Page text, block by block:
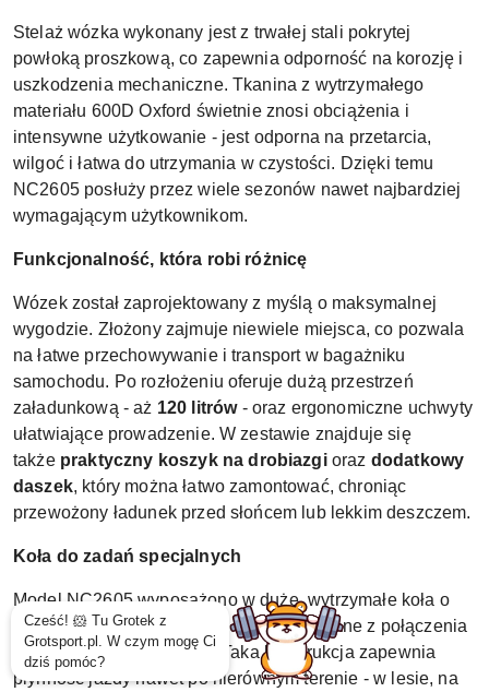
Stelaż wózka wykonany jest z trwałej stali pokrytej
powłoką proszkową, co zapewnia odporność na korozję i
uszkodzenia mechaniczne. Tkanina z wytrzymałego
materiału 600D Oxford świetnie znosi obciążenia i
intensywne użytkowanie - jest odporna na przetarcia,
wilgoć i łatwa do utrzymania w czystości. Dzięki temu
NC2605 posłuży przez wiele sezonów nawet najbardziej
wymagającym użytkownikom.
Funkcjonalność, która robi różnicę
Wózek został zaprojektowany z myślą o maksymalnej
wygodzie. Złożony zajmuje niewiele miejsca, co pozwala
na łatwe przechowywanie i transport w bagażniku
samochodu. Po rozłożeniu oferuje dużą przestrzeń
załadunkową - aż 120 litrów - oraz ergonomiczne uchwyty
ułatwiające prowadzenie. W zestawie znajduje się
także praktyczny koszyk na drobiazgi oraz dodatkowy
daszek, który można łatwo zamontować, chroniąc
przewożony ładunek przed słońcem lub lekkim deszczem.
Koła do zadań specjalnych
Model NC2605 wyposażono w duże, wytrzymałe koła o
średnicy 7 cali i szerokości 4 cali, wykonane z połączenia
polipropylenu (PP) i PVC. Taka konstrukcja zapewnia
płynność jazdy nawet po nierównym terenie - w lesie, na